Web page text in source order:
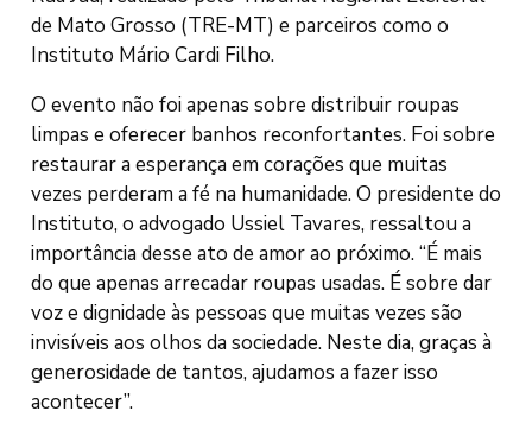
de Mato Grosso (TRE-MT) e parceiros como o
Instituto Mário Cardi Filho.
O evento não foi apenas sobre distribuir roupas
limpas e oferecer banhos reconfortantes. Foi sobre
restaurar a esperança em corações que muitas
vezes perderam a fé na humanidade. O presidente do
Instituto, o advogado Ussiel Tavares, ressaltou a
importância desse ato de amor ao próximo. “É mais
do que apenas arrecadar roupas usadas. É sobre dar
voz e dignidade às pessoas que muitas vezes são
invisíveis aos olhos da sociedade. Neste dia, graças à
generosidade de tantos, ajudamos a fazer isso
acontecer”.